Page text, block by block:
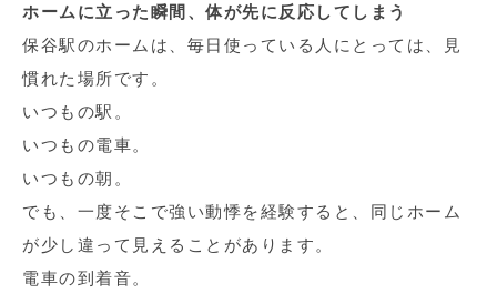
ホームに立った瞬間、体が先に反応してしまう
保谷駅のホームは、毎日使っている人にとっては、見
慣れた場所です。
いつもの駅。
いつもの電車。
いつもの朝。
でも、一度そこで強い動悸を経験すると、同じホーム
が少し違って見えることがあります。
電車の到着音。